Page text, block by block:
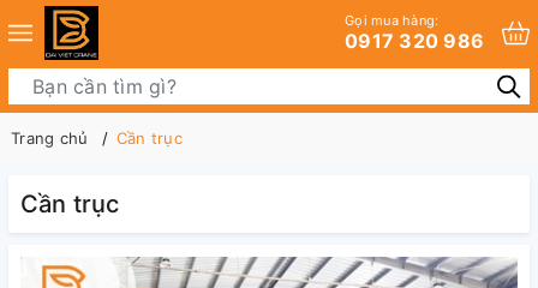
Gọi mua hàng:
0917 320 986
Trang chủ Cần trục
Cần trục